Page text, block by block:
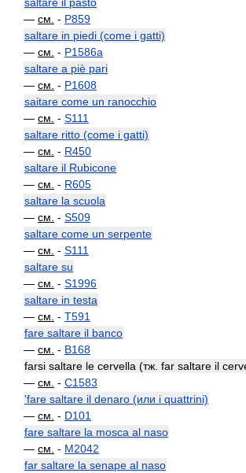
— см. - P859
saltare in piedi (come i gatti)
— см. - P1586a
saltare a piè pari
— см. - P1608
saitare come un ranocchio
— см. - S111
saltare ritto (come i gatti)
— см. - R450
saltare il Rubicone
— см. - R605
saltare la scuola
— см. - S509
saltare come un serpente
— см. - S111
saltare su
— см. - S1996
saltare in testa
— см. - T591
fare saltare il banco
— см. - B168
farsi saltare le cervella (тж. far saltare il
— см. - C1583
'fare saltare il denaro (или i quattrini)
— см. - D101
fare saltare la mosca al naso
— см. - M2042
far saltare la senape al naso